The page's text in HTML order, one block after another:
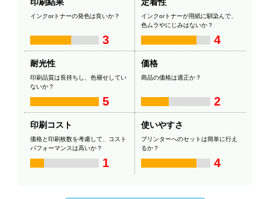
インクorトナーの発色は良いか？
3
インクorトナーが用紙に馴染んで、
色ムラやにじみはないか？
4
耐光性
印刷品質は長持ちし、色褪せしてい
ないか？
5
価格
商品の価格は適正か？
2
印刷コスト
価格と印刷枚数を考慮して、コスト
パフォーマンスは高いか？
1
使いやすさ
プリンターへのセットは簡単に行え
るか？
4